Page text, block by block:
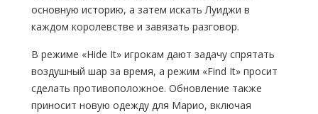
основную историю, а затем искать Луиджи в
каждом королевстве и завязать разговор.
В режиме «Hide It» игрокам дают задачу спрятать
воздушный шар за время, а режим «Find It» просит
сделать противоположное. Обновление также
приносит новую одежду для Марио, включая